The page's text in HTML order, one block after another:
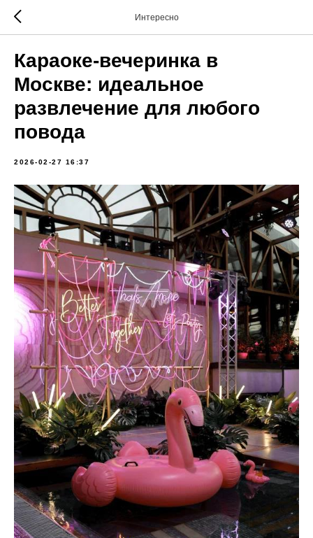
Интересно
Караоке-вечеринка в
Москве: идеальное
развлечение для любого
повода
2026-02-27 16:37